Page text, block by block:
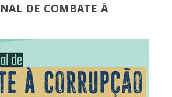
DE COMBATE À